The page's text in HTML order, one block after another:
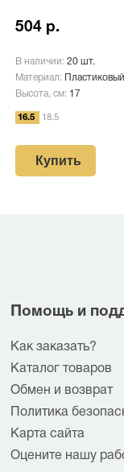
504 р.
В наличии: 20 шт.
Материал:
Пластиковый
Высота, см: 17
16.5 18.5
Купить
Помощь и
Как заказать?
Каталог товаров
Обмен и возврат
Политика
Карта сайта
Оцените нашу